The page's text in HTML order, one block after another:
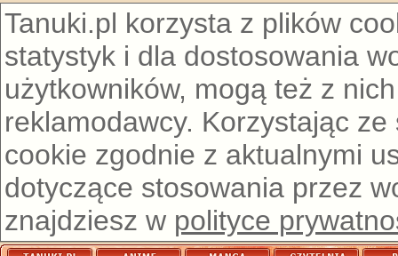
Tanuki.pl korzysta z plików
statystyk i dla dostosowania
użytkowników, mogą też z
reklamodawcy. Korzystając
cookie zgodnie z aktualnymi
dotyczące stosowania przez
znajdziesz w polityce